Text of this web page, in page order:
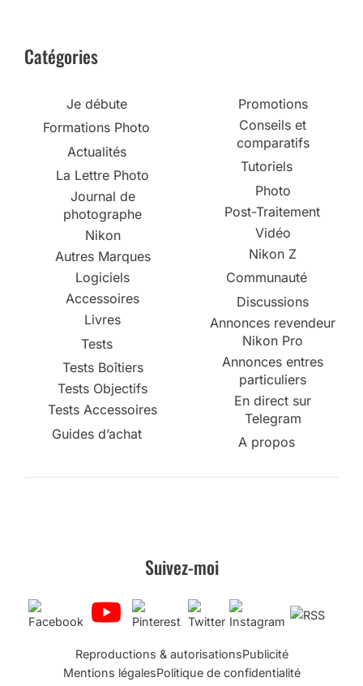
Catégories
Je débute
Formations Photo
Actualités
La Lettre Photo
Journal de
photographe
Nikon
Autres Marques
Logiciels
Accessoires
Livres
Tests
Tests Boîtiers
Tests Objectifs
Tests Accessoires
Guides d’achat
Promotions
Conseils et
comparatifs
Tutoriels
Photo
Post-Traitement
Vidéo
Nikon Z
Communauté
Discussions
Annonces revendeur
Nikon Pro
Annonces entres
particuliers
En direct sur
Telegram
A propos
Suivez-moi
Reproductions & autorisationsPublicité
Mentions légalesPolitique de confidentialité